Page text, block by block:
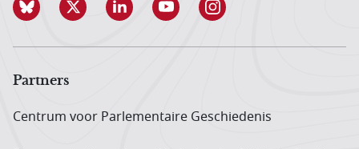
Partners
Centrum voor Parlementaire Geschiedenis